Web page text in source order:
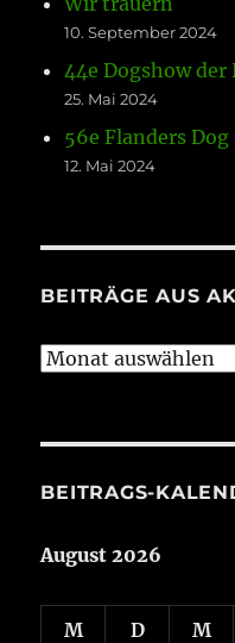
10. September 2024
44e Dogshow
25. Mai 2024
56e Flanders Dog
12. Mai 2024
BEITRÄGE AUS
Beiträge
BEITRAGS-
August 2026
M D M